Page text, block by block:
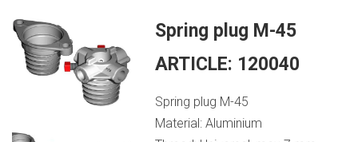
Spring plug M-45
ARTICLE: 120040
Spring plug M-45
Material: Aluminium